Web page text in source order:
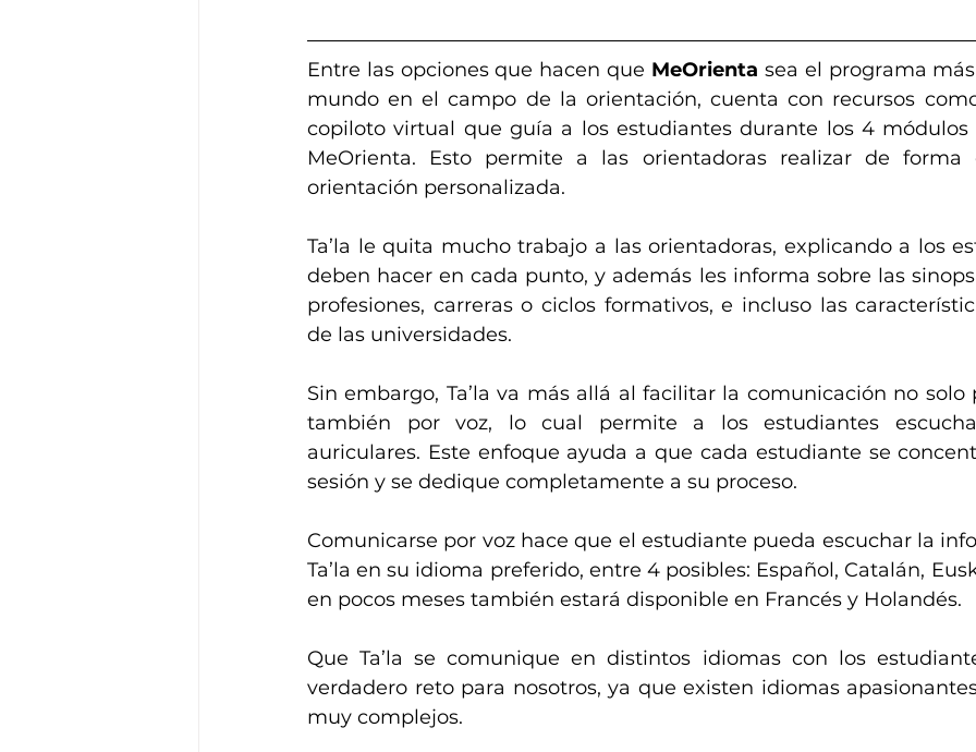
Entre las opciones que hacen que MeOrienta sea el programa
mundo en el campo de la orientación, cuenta con recursos
copiloto virtual que guía a los estudiantes durante los 4
MeOrienta. Esto permite a las orientadoras realizar de forma
orientación personalizada.
Ta’la le quita mucho trabajo a las orientadoras, explicando a los
deben hacer en cada punto, y además les informa sobre las
profesiones, carreras o ciclos formativos, e incluso las
de las universidades.
Sin embargo, Ta’la va más allá al facilitar la comunicación no solo
también por voz, lo cual permite a los estudiantes
auriculares. Este enfoque ayuda a que cada estudiante se
sesión y se dedique completamente a su proceso.
Comunicarse por voz hace que el estudiante pueda escuchar la
Ta’la en su idioma preferido, entre 4 posibles: Español, Catalán,
en pocos meses también estará disponible en Francés y Holandés.
Que Ta’la se comunique en distintos idiomas con los
verdadero reto para nosotros, ya que existen idiomas
muy complejos.